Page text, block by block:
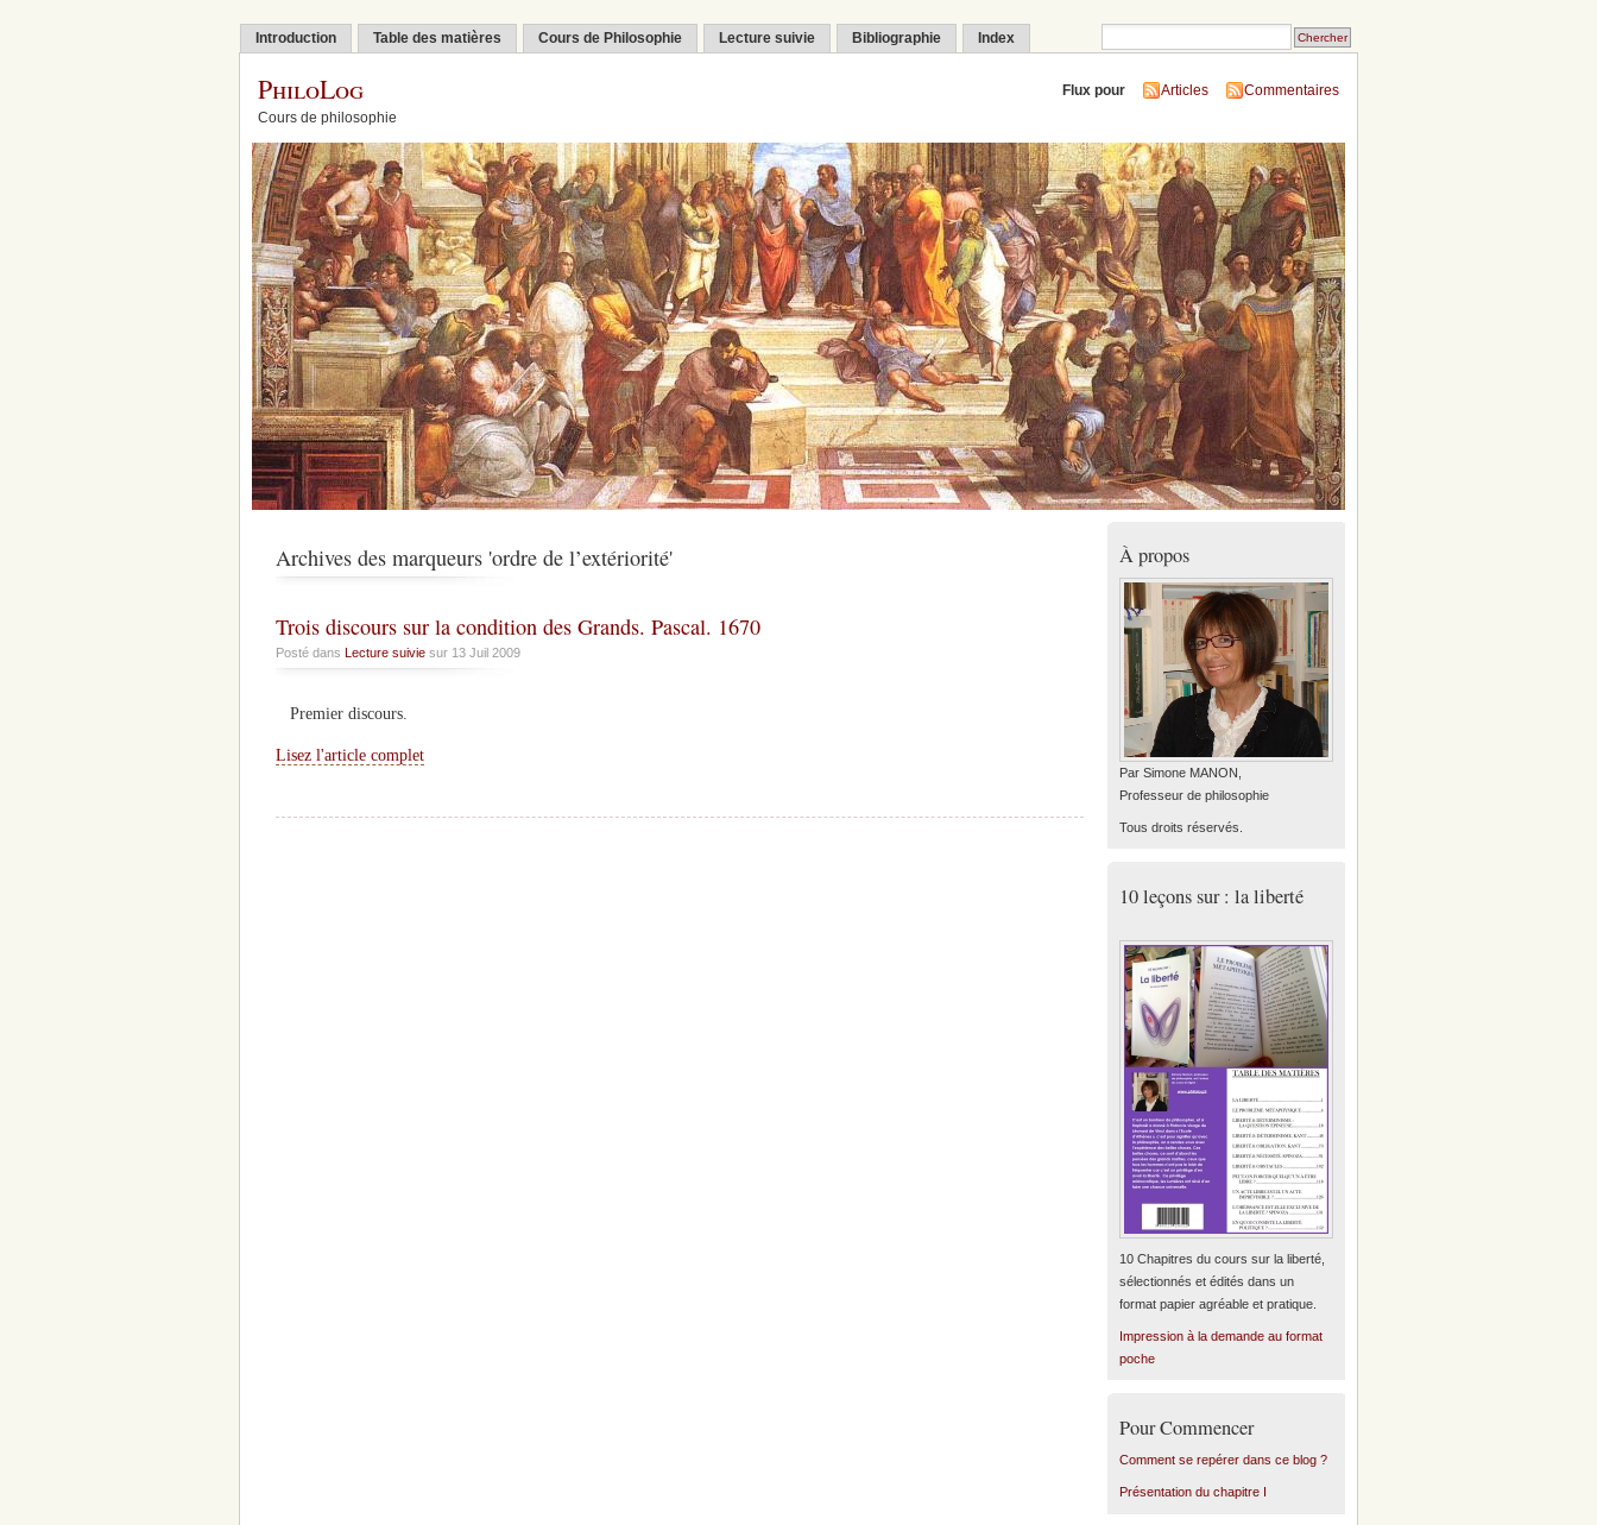
Introduction Table des matières Cours de Philosophie Lecture suivie Bibliographie Index
PhiloLog
Cours de philosophie
Flux pour Articles Commentaires
Archives des marqueurs 'ordre de l’extériorité'
Trois discours sur la condition des Grands. Pascal. 1670
Posté dans Lecture suivie sur 13 Juil 2009
Premier discours.
Lisez l'article complet
À propos
Par Simone MANON,
Professeur de philosophie
Tous droits réservés.
10 leçons sur : la liberté
10 Chapitres du cours sur la liberté,
sélectionnés et édités dans un
format papier agréable et pratique.
Impression à la demande au format
poche
Pour Commencer
Comment se repérer dans ce blog ?
Présentation du chapitre I